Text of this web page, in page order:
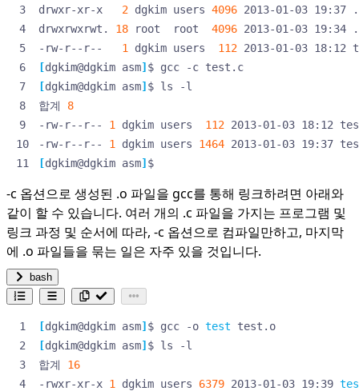
drwxr-xr-x 2 dgkim users 4096
drwxrwxrwt. 18 root  root 4096
-rw-r--r-- 1 dgkim users 112
[dgkim@dgkim asm]
[dgkim@dgkim asm]
합계 8
-rw-r--r-- 1 dgkim users 112
-rw-r--r-- 1 dgkim users 1464
[dgkim@dgkim asm] $
-c 옵션으로 생성된 .o 파일을 gcc를 통해 링크하려면 아래와
같이 할 수 있습니다. 여러 개의 .c 파일을 가지는 프로그램 및
링크 과정 및 순서에 따라, -c 옵션으로 컴파일만하고, 마지막
에 .o 파일들을 묶는 일은 자주 있을 것입니다.
bash
[dgkim@dgkim asm] $ gcc -o test
[dgkim@dgkim asm]
합계 16
-rwxr-xr-x 1 dgkim users 6379 2013-01-03 19:39